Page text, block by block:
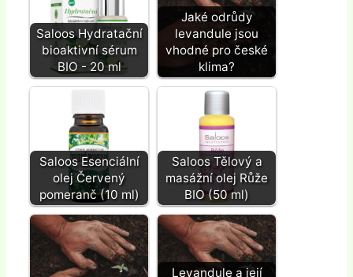
Saloos Hydratační
bioaktivní sérum
BIO - 20 ml
Jaké odrůdy
levandule jsou
vhodné pro české
klima?
Saloos Esenciální
olej Červený
pomeranč (10 ml)
Saloos Tělový a
masážní olej Růže
BIO (50 ml)
Levandule a její